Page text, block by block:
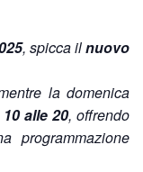
, spicca ilnuovo
la domenica
alle 20, offrendo
programmazione